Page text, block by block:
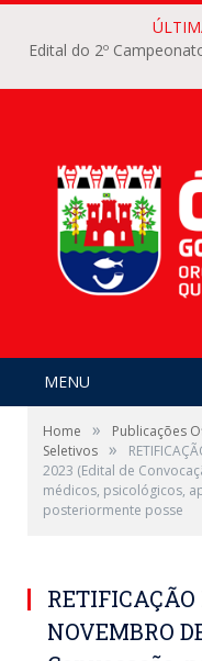
Edital do 2º
MENU
Home » Publicações
Seletivos »
2023 (Edital de
médicos, psicológicos,
posteriormente posse
RETIFICAÇÃO
NOVEMBRO